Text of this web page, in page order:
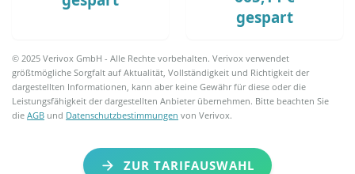
gespart
© 2025 Verivox GmbH - Alle Rechte vorbehalten. Verivox verwendet
größtmögliche Sorgfalt auf Aktualität, Vollständigkeit und Richtigkeit der
dargestellten Informationen, kann aber keine Gewähr für diese oder die
Leistungsfähigkeit der dargestellten Anbieter übernehmen. Bitte beachten Sie
dieAGB und Datenschutzbestimmungen von Verivox.
ZUR TARIFAUSWAHL